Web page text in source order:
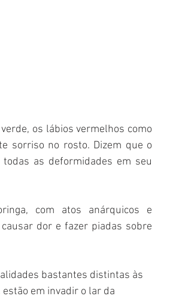
os lábios vermelhos como
sorriso no rosto. Dizem que o
as deformidades em seu
com atos anárquicos e
dor e fazer piadas sobre
bastantes distintas às
em invadir o lar da